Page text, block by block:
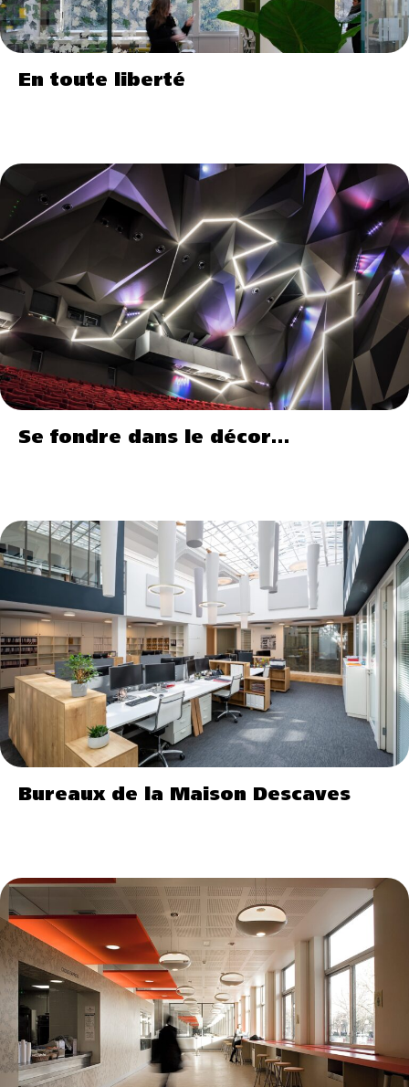
En toute liberté
Se fondre dans le décor…
Bureaux de la Maison Descaves